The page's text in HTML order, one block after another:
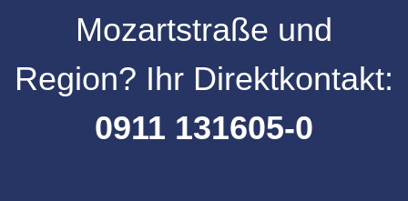
Mozartstraße und
Region? Ihr Direktkontakt:
0911 131605-0